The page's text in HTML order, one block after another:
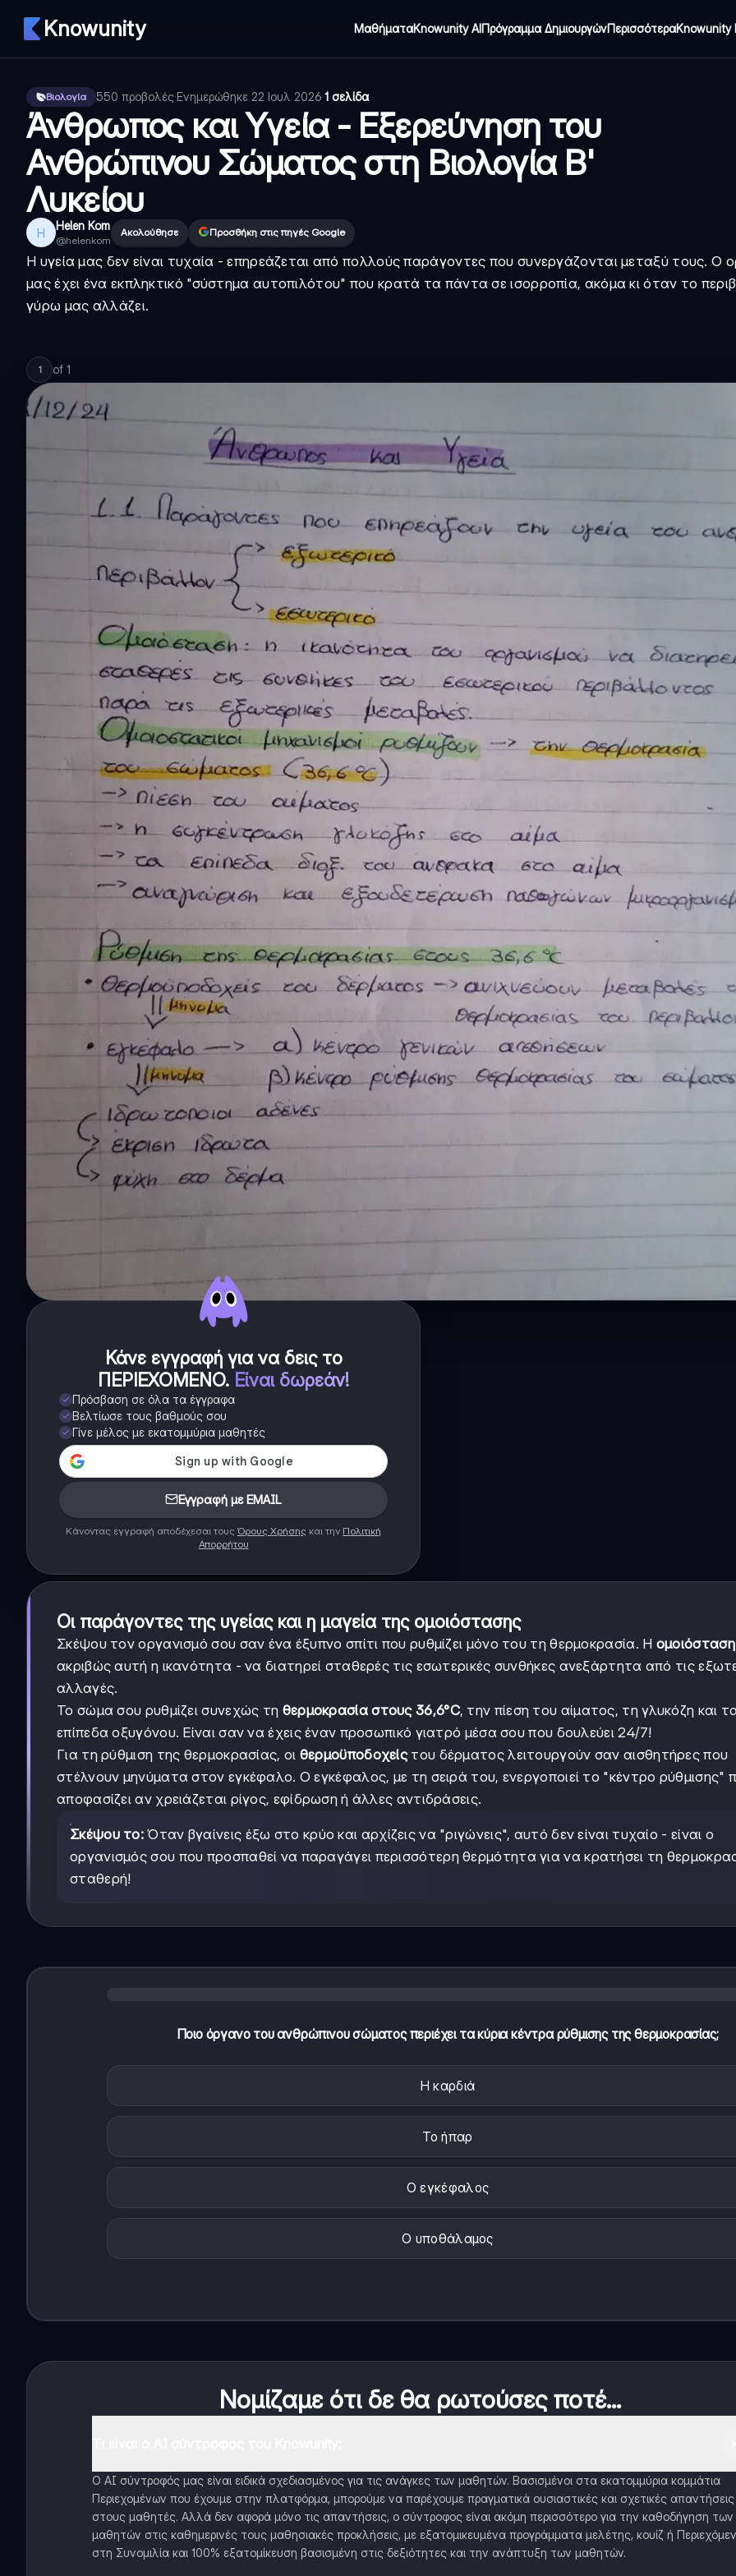
Knowunity ΜαθήματαKnowunity AIΠρόγραμμα ΔημιουργώνΠερισσότεραKnowunity
Βιολογία 550 προβολές·Ενημερώθηκε 22 Ιουλ 2026·1 σελίδα
Άνθρωπος και Υγεία - Εξερεύνηση του
Ανθρώπινου Σώματος στη Βιολογία Β'
Λυκείου
H Helen Kom
@helenkom
Ακολούθησε Προσθήκη στις πηγές Google
Η υγεία μας δεν είναι τυχαία - επηρεάζεται από πολλούς παράγοντες που συνεργάζονται μεταξύ τους. Ο
μας έχει ένα εκπληκτικό "σύστημα αυτοπιλότου" που κρατά τα πάντα σε ισορροπία, ακόμα κι όταν το
γύρω μας αλλάζει.
1 of 1
Κάνε εγγραφή για να δεις το
ΠΕΡΙΕΧΟΜΕΝΟ. Είναι δωρεάν!
Πρόσβαση σε όλα τα έγγραφα
Βελτίωσε τους βαθμούς σου
Γίνε μέλος με εκατομμύρια μαθητές
Εγγραφή με EMAIL
Κάνοντας εγγραφή αποδέχεσαι τους Όρους Χρήσης και την Πολιτική
Απορρήτου
Οι παράγοντες της υγείας και η μαγεία της ομοιόστασης
Σκέψου τον οργανισμό σου σαν ένα έξυπνο σπίτι που ρυθμίζει μόνο του τη θερμοκρασία. Η ομοιόσταση
ακριβώς αυτή η ικανότητα - να διατηρεί σταθερές τις εσωτερικές συνθήκες ανεξάρτητα από τις
αλλαγές.
Το σώμα σου ρυθμίζει συνεχώς τη θερμοκρασία στους 36,6°C, την πίεση του αίματος, τη γλυκόζη και
επίπεδα οξυγόνου. Είναι σαν να έχεις έναν προσωπικό γιατρό μέσα σου που δουλεύει 24/7!
Για τη ρύθμιση της θερμοκρασίας, οι θερμοϋποδοχείςτου δέρματος λειτουργούν σαν αισθητήρες που
στέλνουν μηνύματα στον εγκέφαλο. Ο εγκέφαλος, με τη σειρά του, ενεργοποιεί το "κέντρο ρύθμισης"
αποφασίζει αν χρειάζεται ρίγος, εφίδρωση ή άλλες αντιδράσεις.
Σκέψου το: Όταν βγαίνεις έξω στο κρύο και αρχίζεις να "ριγώνεις", αυτό δεν είναι τυχαίο - είναι ο
οργανισμός σου που προσπαθεί να παραγάγει περισσότερη θερμότητα για να κρατήσει τη
σταθερή!
Ποιο όργανο του ανθρώπινου σώματος περιέχει τα κύρια κέντρα ρύθμισης της θερμοκρασίας;
Η καρδιά
Το ήπαρ
Ο εγκέφαλος
Ο υποθάλαμος
Νομίζαμε ότι δε θα ρωτούσες ποτέ...
Ο AI σύντροφός μας είναι ειδικά σχεδιασμένος για τις ανάγκες των μαθητών. Βασισμένοι στα εκατομμύρια κομμάτια
Περιεχομένων που έχουμε στην πλατφόρμα, μπορούμε να παρέχουμε πραγματικά ουσιαστικές και σχετικές απαντήσεις
στους μαθητές. Αλλά δεν αφορά μόνο τις απαντήσεις, ο σύντροφος είναι ακόμη περισσότερο για την καθοδήγηση των
μαθητών στις καθημερινές τους μαθησιακές προκλήσεις, με εξατομικευμένα προγράμματα μελέτης, κουίζ ή
στη Συνομιλία και 100% εξατομίκευση βασισμένη στις δεξιότητες και την ανάπτυξη των μαθητών.